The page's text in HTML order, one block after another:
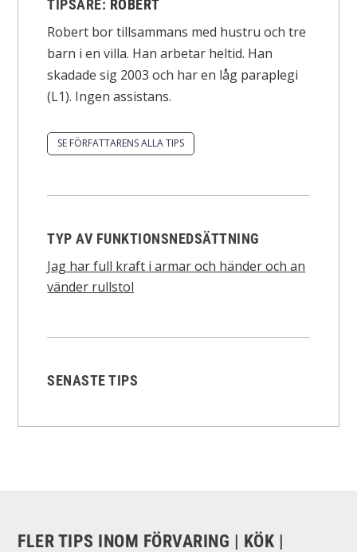
TIPSARE: ROBERT
Robert bor tillsammans med hustru och tre
barn i en villa. Han arbetar heltid. Han
skadade sig 2003 och har en låg paraplegi
(L1). Ingen assistans.
SE FÖRFATTARENS ALLA TIPS
TYP AV FUNKTIONSNEDSÄTTNING
Jag har full kraft i armar och händer och an
vänder rullstol
SENASTE TIPS
FLER TIPS INOM FÖRVARING | KÖK |